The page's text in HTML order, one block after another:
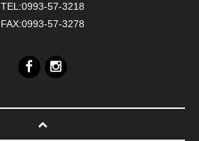
TEL:0993-57-3218
FAX:0993-57-3278